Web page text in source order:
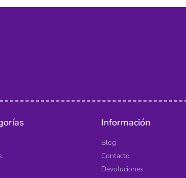
Información
Blog
Contacto
Devoluciones